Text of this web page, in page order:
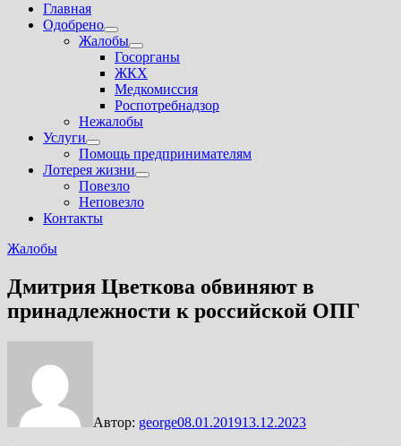
Главная
Одобрено
Показать
подменю
Жалобы
Показать
подменю
Госорганы
ЖКХ
Медкомиссия
Роспотребнадзор
Нежалобы
Услуги
Показать
подменю
Помощь предпринимателям
Лотерея жизни
Показать
Повезло
Неповезло
Контакты
Жалобы
Дмитрия Цветкова обвиняют в
принадлежности к российской ОПГ
Автор: george08.01.201913.12.2023